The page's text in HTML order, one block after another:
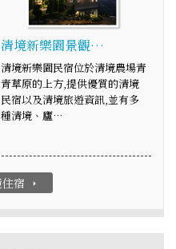
清境新樂園景觀…
清境新樂園民宿位於清境農場青
青草原的上方,提供優質的清境
民宿以及清境旅遊資訊,並有多
種清境、廬…
宿 arrow_right